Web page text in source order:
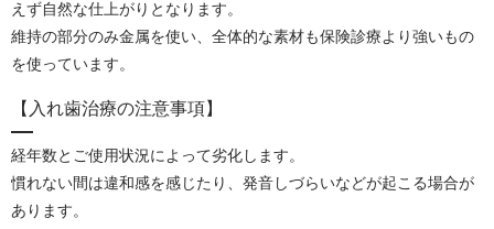
えず自然な仕上がりとなります。
維持の部分のみ金属を使い、全体的な素材も保険診療より強いもの
を使っています。
【入れ歯治療の注意事項】
経年数とご使用状況によって劣化します。
慣れない間は違和感を感じたり、発音しづらいなどが起こる場合が
あります。